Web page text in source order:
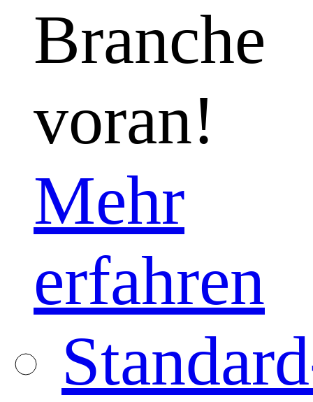
Branche
voran!
Mehr
erfahren